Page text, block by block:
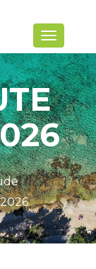
Izbornik